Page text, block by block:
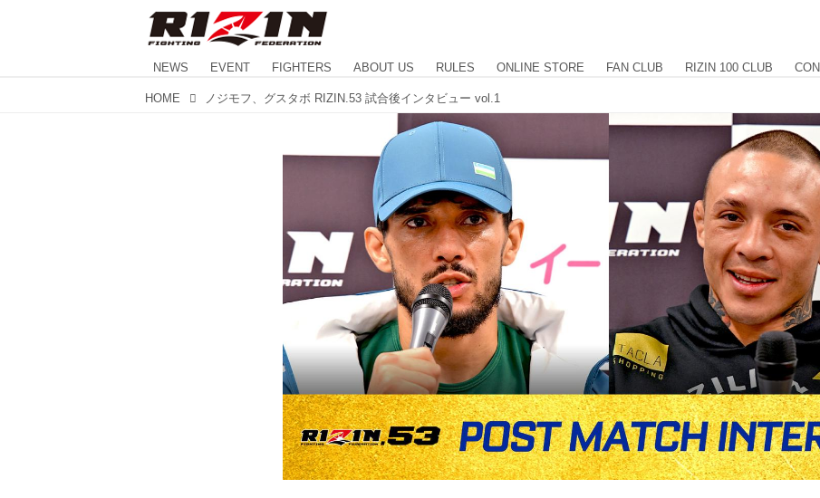
NEWS EVENT FIGHTERS ABOUT US RULES ONLINE STORE FAN CLUB RIZIN 100 CLUB
HOME ノジモフ、グスタボ RIZIN.53 試合後インタビュー vol.1